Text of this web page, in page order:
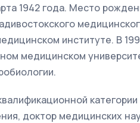
1942 года. Место
институте. В
медицинском
доктор медицинских